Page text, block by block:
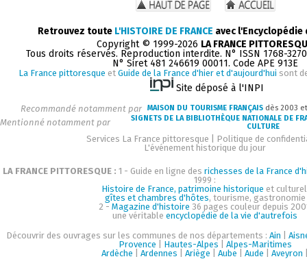
Retrouvez toute L'HISTOIRE DE FRANCE avec
Copyright © 1999-2026 LA FRANCE
Tous droits réservés. Reproduction interdite. N° ISSN 1768-
N° Siret 481 246619 00011. Code APE 913E
La France pittoresque et Guide de la France d'hier et d'aujourd'hui sont
Site déposé à l'INPI
Recommandé notamment par MAISON DU TOURISME FRANÇAIS dès 2003
Mentionné notamment par
SIGNETS DE LA BIBLIOTHÈQUE NATIONALE DE
CULTURE
Services La France pittoresque
Politique de
L'événement historique du jour
LA FRANCE PITTORESQUE : 1 - Guide en ligne des richesses de la France
1999 :
Histoire de France, patrimoine historique et
gîtes et chambres d'hôtes, tourisme, gastronomie
2 - Magazine d'histoire 36 pages couleur depuis
une véritableencyclopédie de la vie d'autrefois
Découvrir des ouvrages sur les communes de nos départements :Ain |
Provence
Hautes-Alpes
Alpes-Maritimes
Ardèche |Ardennes |Ariège |Aube |Aude |Aveyron